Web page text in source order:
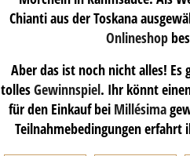
Chianti aus der Toskana
Onlineshop
Aber das ist noch nicht alles!
tollesGewinnspiel. Ihr könnt
für den Einkauf bei Millésima
Teilnahmebedingungen erfahrt